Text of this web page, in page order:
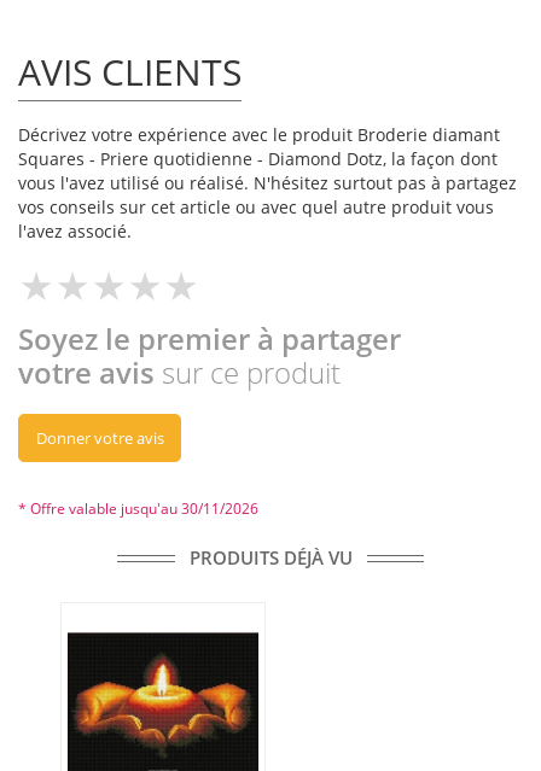
AVIS CLIENTS
Décrivez votre expérience avec le produit Broderie diamant
Squares - Priere quotidienne - Diamond Dotz, la façon dont
vous l'avez utilisé ou réalisé. N'hésitez surtout pas à partagez
vos conseils sur cet article ou avec quel autre produit vous
l'avez associé.
Soyez le premier à partager
votre avis sur ce produit
Donner votre avis
* Offre valable jusqu'au 30/11/2026
PRODUITS DÉJÀ VU